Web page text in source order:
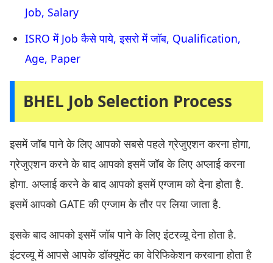
Job, Salary
ISRO में Job कैसे पाये, इसरो में जॉब, Qualification,
Age, Paper
BHEL Job Selection Process
इसमें जॉब पाने के लिए आपको सबसे पहले ग्रेजुएशन करना होगा,
ग्रेजुएशन करने के बाद आपको इसमें जॉब के लिए अप्लाई करना
होगा. अप्लाई करने के बाद आपको इसमें एग्जाम को देना होता है.
इसमें आपको GATE की एग्जाम के तौर पर लिया जाता है.
इसके बाद आपको इसमें जॉब पाने के लिए इंटरव्यू देना होता है.
इंटरव्यू में आपसे आपके डॉक्यूमेंट का वेरिफिकेशन करवाना होता है